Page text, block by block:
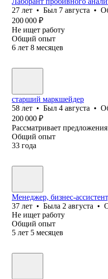
27 лет • Был 7 августа •
200 000 ₽
Не ищет работу
Общий опыт
6 лет 8 месяцев
старший маркшейдер
58 лет • Был 4 августа •
200 000 ₽
Рассматривает предложения
Общий опыт
33 года
Менеджер, бизнес-
37 лет • Была 2 августа •
Не ищет работу
Общий опыт
5 лет 5 месяцев